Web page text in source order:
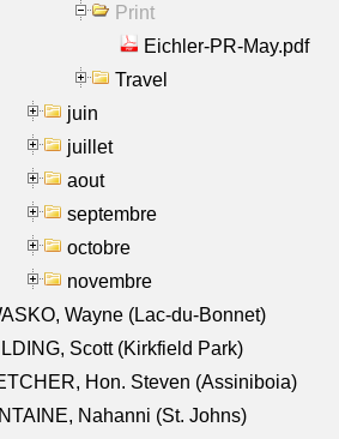
Print
Eichler-PR-May.pdf
Travel
juin
juillet
aout
septembre
octobre
novembre
Wayne (Lac-du-Bonnet)
Scott (Kirkfield Park)
Hon. Steven (Assiniboia)
Nahanni (St. Johns)